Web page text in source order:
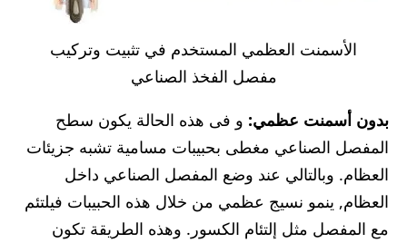
الأسمنت العظمي المستخدم في تثبيت وتركيب
مفصل الفخذ الصناعي
بدون أسمنت عظمي: و فى هذه الحالة يكون سطح
المفصل الصناعي مغطى بحبيبات مسامية تشبه جزيئات
العظام. وبالتالي عند وضع المفصل الصناعي داخل
العظام, ينمو نسيج عظمي من خلال هذه الحبيبات فيلتئم
مع المفصل مثل إلتئام الكسور. وهذه الطريقة تكون